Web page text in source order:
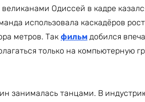
Одиссей в кадре
использовала каскадёров
метров. Так фильм добился
только на компьютерную
занималась танцами. В